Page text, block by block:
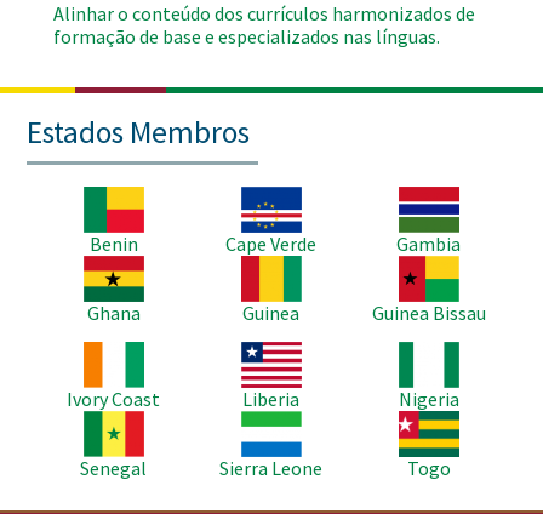
Alinhar o conteúdo dos currículos harmonizados de
formação de base e especializados nas línguas.
Estados Membros
Benin
Imagem
Cape Verde
Imagem
Gambia
Imagem
Ghana
Guinea
Imagem
Guinea Bissau
Ivory Coast
Imagem
Liberia
Nigeria
Imagem
Senegal
Imagem
Sierra Leone
Imagem
Togo